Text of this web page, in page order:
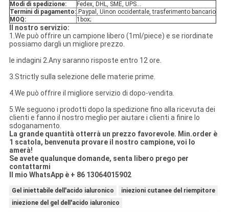
Modi di spedizione:
Fedex, DHL, SME, UPS…
Termini di pagamento:.Paypal, Uinon occidentale, trasferimento bancario
MOQ:
1box;
Il nostro servizio:
1.We può offrire un campione libero (1ml/piece) e se riordinate
possiamo dargli un migliore prezzo.
le indagini 2.Any saranno risposte entro 12 ore.
3.Strictly sulla selezione delle materie prime.
4.We può offrire il migliore servizio di dopo-vendita.
5.We seguono i prodotti dopo la spedizione fino alla ricevuta dei
clienti e fanno il nostro meglio per aiutare i clienti a finire lo
sdoganamento.
La grande quantità otterrà un prezzo favorevole. Min.order è
1 scatola, benvenuta provare il nostro campione, voi lo
amerà!
Se avete qualunque domande, senta libero prego per
contattarmi
Il mio WhatsApp è + 86 13064015902
Gel iniettabile dell'acido ialuronico
iniezioni cutanee del riempitore
iniezione del gel dell'acido ialuronico